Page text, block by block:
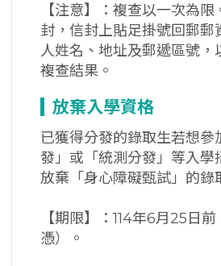
【注意】：複查以一次為
封，信封上貼足掛號回郵郵
人姓名、地址及郵遞區號，
複查結果。
放棄入學資格
已獲得分發的錄取生若想參
發」或「統測分發」等入學
放棄「身心障礙甄試」的錄
【期限】：114年6月25日
憑）。